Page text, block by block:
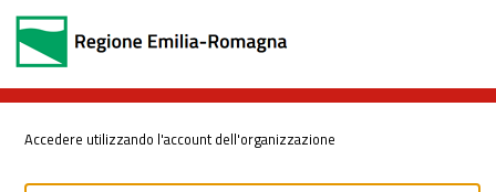
Accedere utilizzando l'account dell'organizzazione